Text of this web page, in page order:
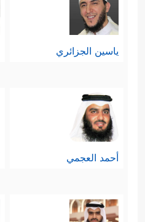
ياسين الجزائري
أحمد العجمي